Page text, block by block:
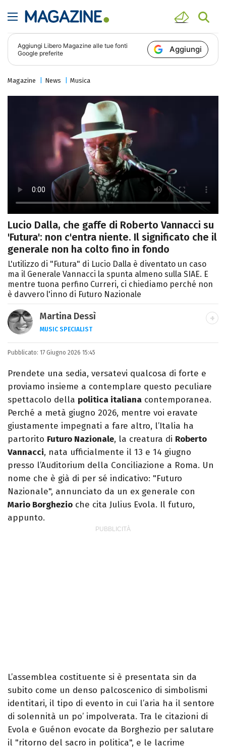
Aggiungi Libero Magazine alle tue fonti
Google preferite
Aggiungi
Magazine News Musica
Lucio Dalla, che gaffe di Roberto Vannacci su
'Futura': non c'entra niente. Il significato che il
generale non ha colto fino in fondo
L'utilizzo di "Futura" di Lucio Dalla è diventato un caso
ma il Generale Vannacci la spunta almeno sulla SIAE. E
mentre tuona perfino Curreri, ci chiediamo perché non
è davvero l'inno di Futuro Nazionale
Martina Dessì
MUSIC SPECIALIST
Ascolto, scrivo, a volte recensisco, smonto
classifiche: la musica è il mio primo amore.
Pubblicato: 17 Giugno 2026 15:45
Prendete una sedia, versatevi qualcosa di forte e
proviamo insieme a contemplare questo peculiare
spettacolo della politica italiana contemporanea.
Perché a metà giugno 2026, mentre voi eravate
giustamente impegnati a fare altro, l’Italia ha
partorito Futuro Nazionale, la creatura di Roberto
Vannacci, nata ufficialmente il 13 e 14 giugno
presso l’Auditorium della Conciliazione a Roma. Un
nome che è già di per sé indicativo: "Futuro
Nazionale", annunciato da un ex generale con
Mario Borghezio che cita Julius Evola. Il futuro,
appunto.
L’assemblea costituente si è presentata sin da
subito come un denso palcoscenico di simbolismi
identitari, il tipo di evento in cui l’aria ha il sentore
di solennità un po’ impolverata. Tra le citazioni di
Evola e Guénon evocate da Borghezio per salutare
il "ritorno del sacro in politica", e le lacrime